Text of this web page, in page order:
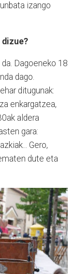
izango
dizue?
Dagoeneko 18
dago.
ditugunak:
enkargatzea,
aldera
gara:
Gero,
dute eta